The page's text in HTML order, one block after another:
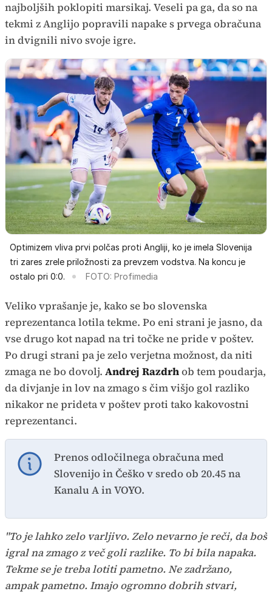
najboljših poklopiti marsikaj. Veseli pa ga, da so na
tekmi z Anglijo popravili napake s prvega obračuna
in dvignili nivo svoje igre.
Optimizem vliva prvi polčas proti Angliji, ko je imela Slovenija
tri zares zrele priložnosti za prevzem vodstva. Na koncu je
ostalo pri 0:0.
FOTO: Profimedia
Veliko vprašanje je, kako se bo slovenska
reprezentanca lotila tekme. Po eni strani je jasno, da
vse drugo kot napad na tri točke ne pride v poštev.
Po drugi strani pa je zelo verjetna možnost, da niti
zmaga ne bo dovolj. Andrej Razdrhob tem poudarja,
da divjanje in lov na zmago s čim višjo gol razliko
nikakor ne prideta v poštev proti tako kakovostni
reprezentanci.
Prenos odločilnega obračuna med
Slovenijo in Češko v sredo ob 20.45 na
Kanalu A in VOYO.
"To je lahko zelo varljivo. Zelo nevarno je reči, da boš
igral na zmago z več goli razlike. To bi bila napaka.
Tekme se je treba lotiti pametno. Ne zadržano,
ampak pametno. Imajo ogromno dobrih stvari,